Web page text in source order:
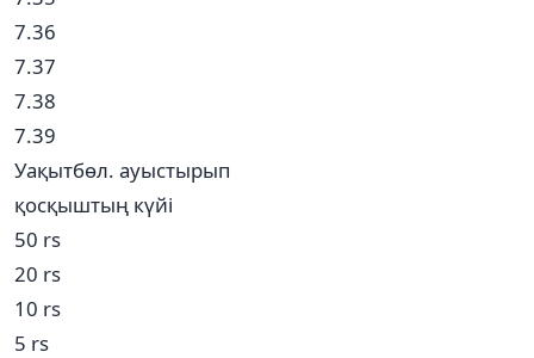
7.36
7.37
7.38
7.39
Уақытбөл. ауыстырып
қосқыштың күйі
50 rs
20 rs
10 rs
5 rs